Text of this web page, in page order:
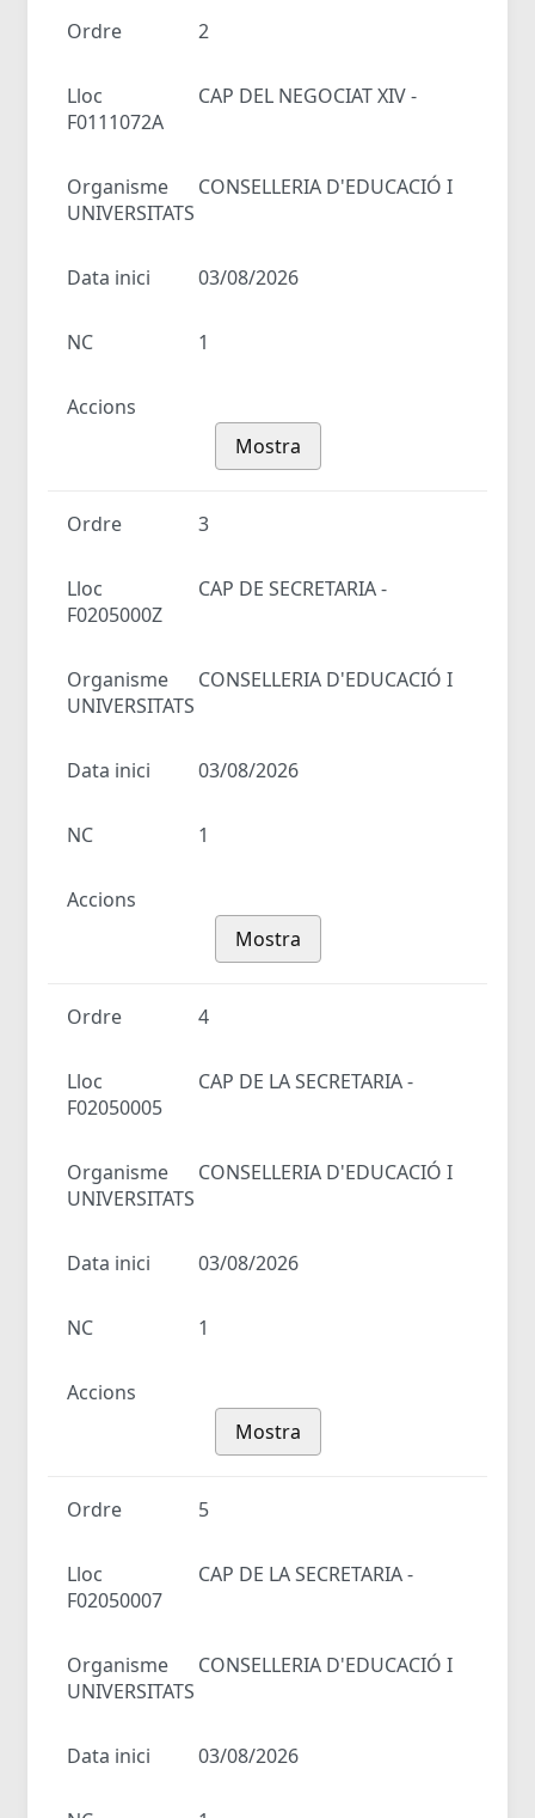
Ordre 2
Lloc
CAP DEL NEGOCIAT XIV -
F0111072A
Organisme
CONSELLERIA D'EDUCACIÓ I
UNIVERSITATS
Data inici 03/08/2026
NC 1
Accions
Mostra
Ordre 3
Lloc
CAP DE SECRETARIA -
F0205000Z
Organisme
CONSELLERIA D'EDUCACIÓ I
UNIVERSITATS
Data inici 03/08/2026
NC 1
Accions
Mostra
Ordre 4
Lloc
CAP DE LA SECRETARIA -
F02050005
Organisme
CONSELLERIA D'EDUCACIÓ I
UNIVERSITATS
Data inici 03/08/2026
NC 1
Accions
Mostra
Ordre 5
Lloc
CAP DE LA SECRETARIA -
F02050007
Organisme
CONSELLERIA D'EDUCACIÓ I
UNIVERSITATS
Data inici 03/08/2026